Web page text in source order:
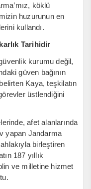
köklü
huzurunun en
kullandı.
Tarihidir
kurumu değil,
güven bağının
Kaya, teşkilatın
üstlendiğini
afet alanlarında
yapan Jandarma
birleştiren
187 yıllık
ve milletine hizmet